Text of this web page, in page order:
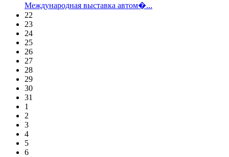
Международная выставка автом�...
22
23
24
25
26
27
28
29
30
31
1
2
3
4
5
6